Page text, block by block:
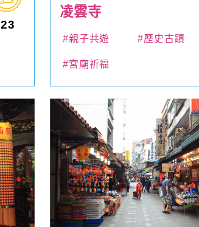
23
凌雲寺
#親子共遊 #歷史古蹟
#宮廟祈福